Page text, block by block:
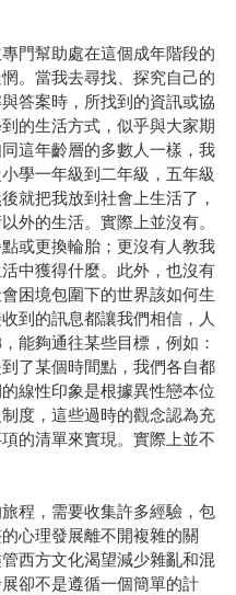
門幫助處在這個成年階段的
。當我去尋找、探究自己的
答案時，所找到的資訊或協
的生活方式，似乎與大家期
這年齡層的多數人一樣，我
學一年級到二年級，五年級
就把我放到社會上生活了，
外的生活。實際上並沒有。
或更換輪胎；更沒有人教我
中獲得什麼。此外，也沒有
困境包圍下的世界該如何生
到的訊息都讓我們相信，人
能夠通往某些目標，例如：
了某個時間點，我們各自都
線性印象是根據異性戀本位
度，這些過時的觀念認為充
的清單來實現。實際上並不
程，需要收集許多經驗，包
心理發展離不開複雜的關
西方文化渴望減少雜亂和混
卻不是遵循一個簡單的計